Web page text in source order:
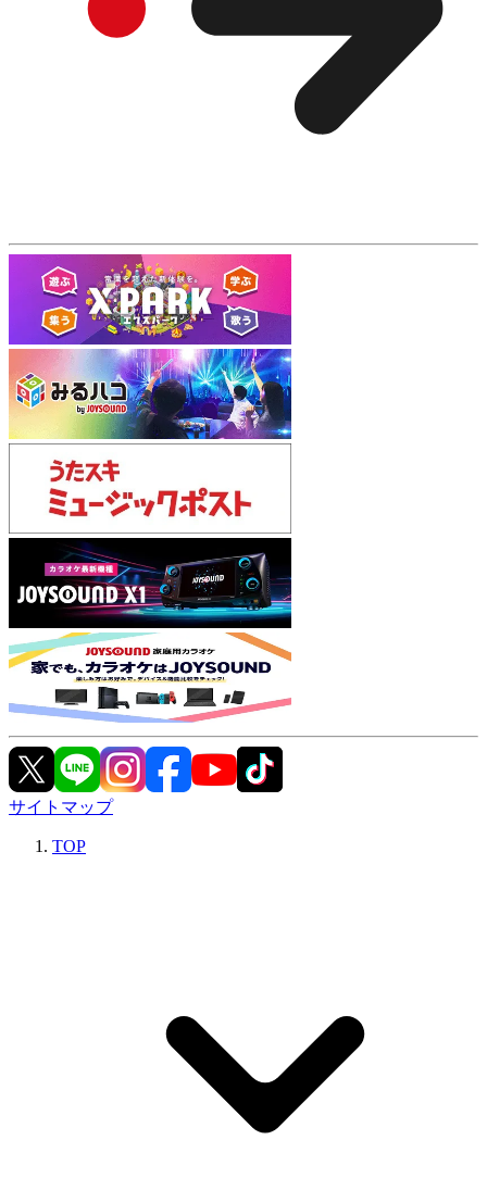
サイトマップ
TOP